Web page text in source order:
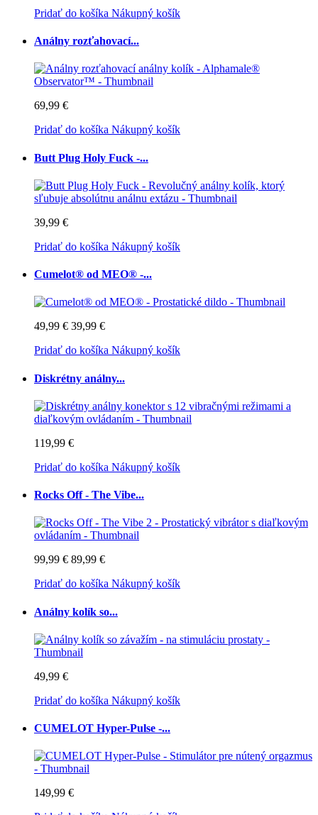
Pridať do košíka Nákupný košík
Análny rozťahovací...
69,99 €
Pridať do košíka Nákupný košík
Butt Plug Holy Fuck -...
39,99 €
Pridať do košíka Nákupný košík
Cumelot® od MEO® -...
49,99 € 39,99 €
Pridať do košíka Nákupný košík
Diskrétny análny...
119,99 €
Pridať do košíka Nákupný košík
Rocks Off - The Vibe...
99,99 € 89,99 €
Pridať do košíka Nákupný košík
Análny kolík so...
49,99 €
Pridať do košíka Nákupný košík
CUMELOT Hyper-Pulse -...
149,99 €